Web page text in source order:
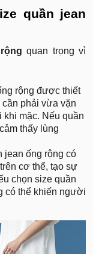
quần jean
quan trọng vì
rộng được thiết
phải vừa vặn
mặc. Nếu quần
thấy lùng
jean ống rộng có
cơ thể, tạo sự
chọn size quần
có thể khiến người